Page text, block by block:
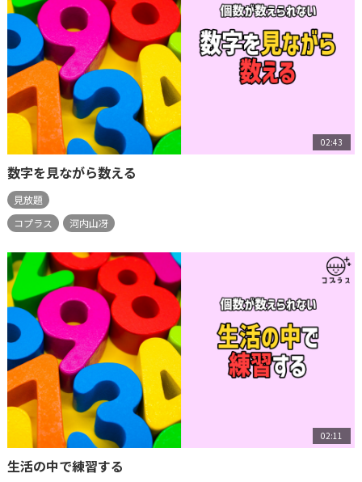
02:43
数字を見ながら数える
見放題
コプラス
河内山冴
02:11
生活の中で練習する